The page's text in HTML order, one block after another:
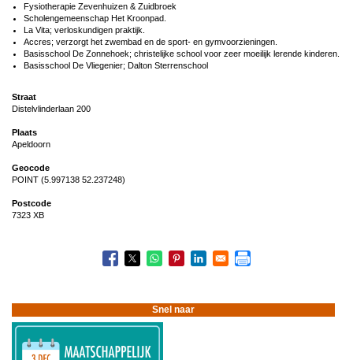
Fysiotherapie Zevenhuizen & Zuidbroek
Scholengemeenschap Het Kroonpad.
La Vita; verloskundigen praktijk.
Accres; verzorgt het zwembad en de sport- en gymvoorzieningen.
Basisschool De Zonnehoek; christelijke school voor zeer moeilijk lerende kinderen.
Basisschool De Vliegenier; Dalton Sterrenschool
Straat
Distelvlinderlaan 200
Plaats
Apeldoorn
Geocode
POINT (5.997138 52.237248)
Postcode
7323 XB
Snel naar